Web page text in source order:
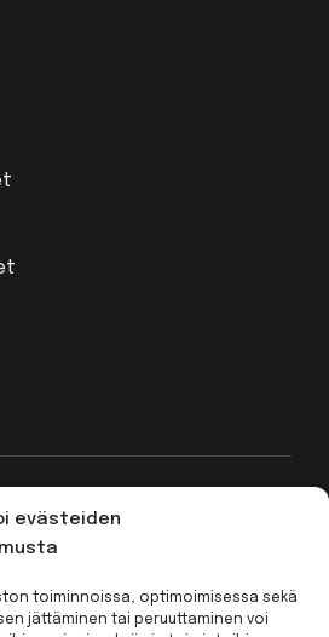
evästeiden
toiminnoissa, optimoimisessa sekä
jättäminen tai peruuttaminen voi